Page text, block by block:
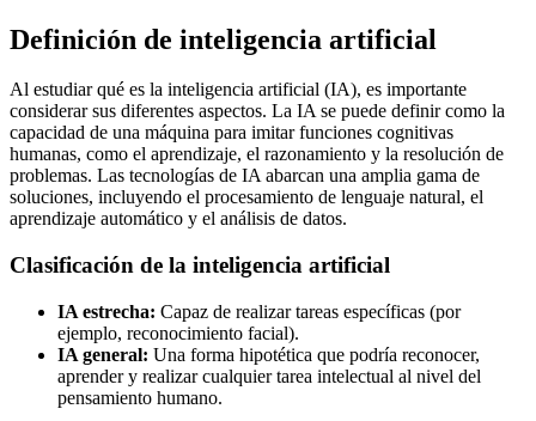
Definición de inteligencia artificial
Al estudiar qué es la inteligencia artificial (IA), es importante
considerar sus diferentes aspectos. La IA se puede definir como la
capacidad de una máquina para imitar funciones cognitivas
humanas, como el aprendizaje, el razonamiento y la resolución de
problemas. Las tecnologías de IA abarcan una amplia gama de
soluciones, incluyendo el procesamiento de lenguaje natural, el
aprendizaje automático y el análisis de datos.
Clasificación de la inteligencia artificial
IA estrecha: Capaz de realizar tareas específicas (por
ejemplo, reconocimiento facial).
IA general: Una forma hipotética que podría reconocer,
aprender y realizar cualquier tarea intelectual al nivel del
pensamiento humano.